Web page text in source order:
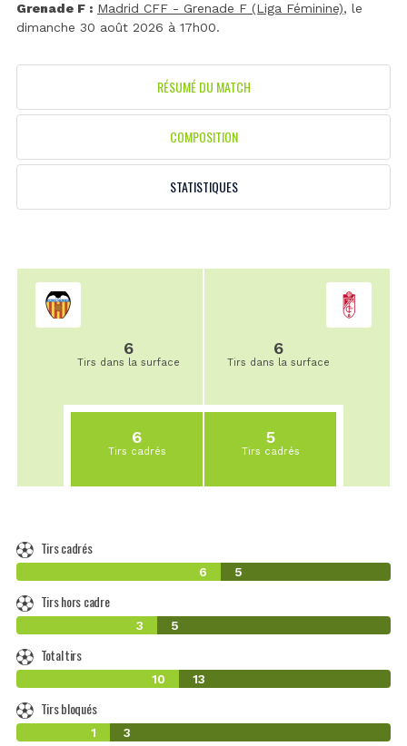
Grenade F : Madrid CFF - Grenade F (Liga Féminine), le
dimanche 30 août 2026 à 17h00.
RÉSUMÉ DU MATCH
COMPOSITION
STATISTIQUES
6
Tirs dans la surface
6
Tirs cadrés
6
Tirs dans la surface
5
Tirs cadrés
Tirs cadrés
6 5
Tirs hors cadre
3 5
Total tirs
10 13
Tirs bloqués
1 3